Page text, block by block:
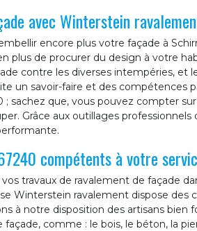
avec Winterstein
encore plus votre façade à
plus de procurer du design à votre
contre les diverses intempéries, et
un savoir-faire et des compétences
; sachez que, vous pouvez compter
Grâce aux outillages
compétents à votre
vos travaux de ravalement de façade
Winterstein ravalement dispose des
à notre disposition des artisans bien
comme : le bois, le béton, la